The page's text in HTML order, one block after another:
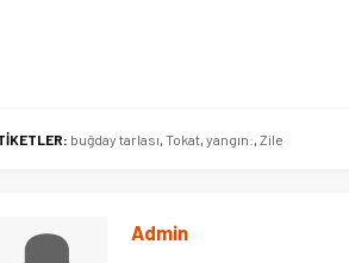
buğday tarlası Tokat yangın: Zile
Admin